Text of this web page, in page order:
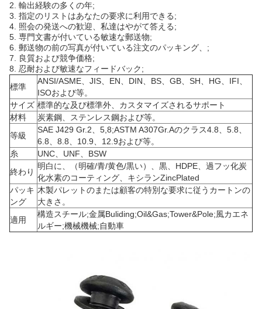
2. 輸出経験の多くの年;
3. 指定のリストはあなたの要求に利用できる;
4. 照会の発送への歓迎、私達はやがて答える;
5. 専門文書が付いている敏速な郵送物;
6. 郵送物の前の写真が付いている注文のパッキング、;
7. 良質および競争価格;
8. 忍耐および敏速なフィードバック;
標準
ANSI/ASME、JIS、EN、DIN、BS、GB、SH、HG、IFI、
ISOおよび等。
サイズ 標準的な及び標準外、カスタマイズされるサポート
材料
炭素鋼、ステンレス鋼および等。
等級
SAE J429 Gr.2、5,8;ASTM A307Gr.Aのクラス4.8、5.8、
6.8、8.8、10.9、12.9および等。
糸
UNC、UNF、BSW
終わり
明白に、（明確/青/黄色/黒い）、黒、HDPE、過フッ化炭
化水素のコーティング、キシランZincPlated
パッキ
ング
木製パレットのまたは顧客の特別な要求に従うカートンの
大きさ。
適用
構造スチール;金属Buliding;Oil&Gas;Tower&Pole;風カエネ
ルギー;機械機械;自動車